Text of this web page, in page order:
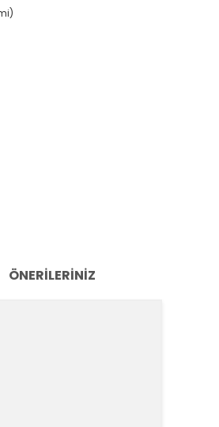
ÖNERILERINIZ